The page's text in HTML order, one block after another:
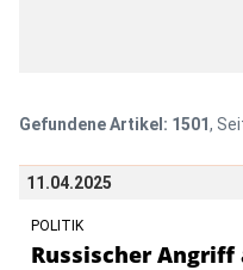
Gefundene Artikel: 1501,
11.04.2025
POLITIK
Russischer Angriff